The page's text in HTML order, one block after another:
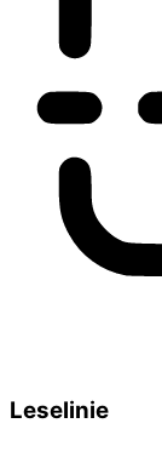
Leselinie